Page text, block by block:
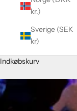
kr.)
Sverige (SEK
kr)
Indkøbskurv